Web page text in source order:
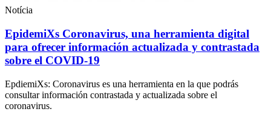
Notícia
EpidemiXs Coronavirus, una herramienta digital
para ofrecer información actualizada y contrastada
sobre el COVID-19
EpdiemiXs: Coronavirus es una herramienta en la que podrás
consultar información contrastada y actualizada sobre el
coronavirus.